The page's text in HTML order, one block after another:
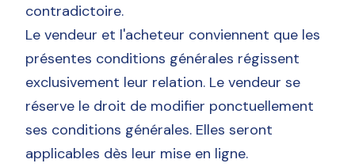
contradictoire.
Le vendeur et l'acheteur conviennent que les
présentes conditions générales régissent
exclusivement leur relation. Le vendeur se
réserve le droit de modifier ponctuellement
ses conditions générales. Elles seront
applicables dès leur mise en ligne.